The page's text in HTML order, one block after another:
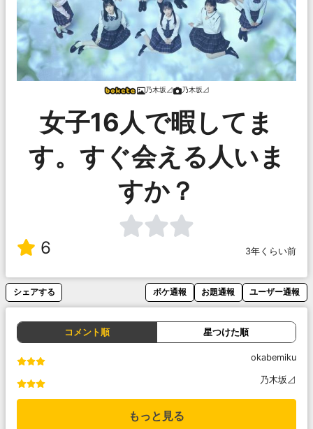
乃木坂⊿ 乃木坂⊿
女子16人で暇してま
す。すぐ会える人いま
すか？
6 3年くらい前
シェアする ボケ通報 お題通報 ユーザー通報
コメント順 星つけた順
okabemiku
乃木坂⊿
もっと見る